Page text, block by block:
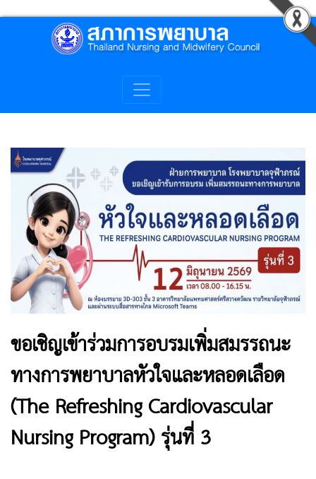
ขอเชิญเข้าร่วมการอบรมเพิ่มสมรรถนะ
ทางการพยาบาลหัวใจและหลอดเลือด
(The Refreshing Cardiovascular
Nursing Program) รุ่นที่ 3